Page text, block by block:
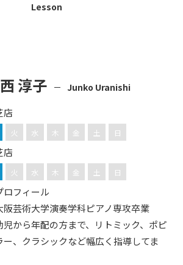
Lesson
淳子 Junko Uranishi
店
火 水 木 金 土 日
店
火 水 木 金 土 日
フィール
芸術大学演奏学科ピアノ専攻卒業
から年配の方まで、リトミック、ポピ
ー、クラシックなど幅広く指導してま